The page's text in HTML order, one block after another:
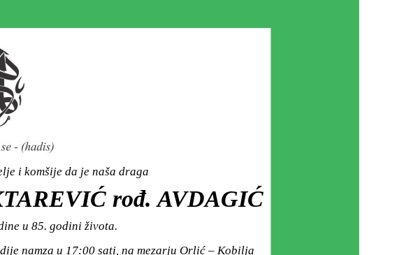
i komšije da je naša draga
rođ. AVDAGIĆ
u 85. godini života.
namza u 17:00 sati, na mezarju Orlić – Kobilja